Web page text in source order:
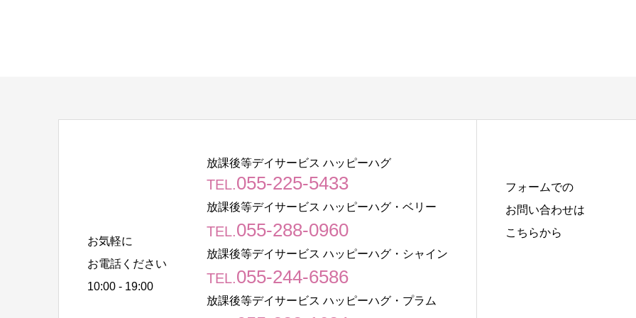
お気軽に
お電話ください
10:00 - 19:00
放課後等デイサービス ハッピーハグ
TEL.055-225-5433
放課後等デイサービス ハッピーハグ・ベリー
TEL.055-288-0960
放課後等デイサービス ハッピーハグ・シャイン
TEL.055-244-6586
放課後等デイサービス ハッピーハグ・プラム
フォームでの
お問い合わせは
こちらから